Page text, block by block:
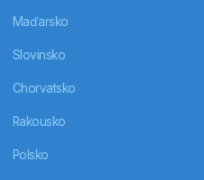
Maďarsko
Slovinsko
Chorvatsko
Rakousko
Polsko